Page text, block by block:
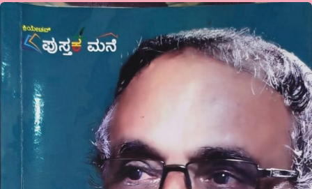
ಡಾ.
ಪ್ರಭಾಕರ
ಶಿಶಿಲ
ಅವರ
ಕಥಾ
ಸಂಕಲನ
“ಪ್ರಭಾಕರ
ಶಿಶಿಲರ
ವಿಶಿಷ್ಟ
ಕಥೆಗಳು”ಒಂದು
ಅವಲೋಕನ